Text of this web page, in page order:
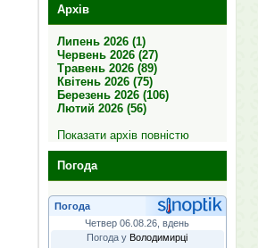
Архів
Липень 2026 (1)
Червень 2026 (27)
Травень 2026 (89)
Квітень 2026 (75)
Березень 2026 (106)
Лютий 2026 (56)
Показати архів повністю
Погода
Погода
Четвер 06.08.26, вдень
Погода у Володимирці